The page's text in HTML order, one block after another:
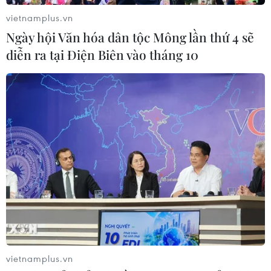
Giá vàng tăng phiên thứ tư liên tiếp,
chạm mức cao nhất trong 7 tuần
06/08/2026 08:36
Xem thêm
CƠ QUAN CHỦ QUẢN: THÔNG TẤN XÃ VIỆT NAM
Tổng Biên tập: TRẦN TIẾN DUẨN
vietnamplus.vn
Ngày hội Văn hóa dân tộc Mông lần thứ 4 sẽ
diễn ra tại Điện Biên vào tháng 10
vietnamplus.vn